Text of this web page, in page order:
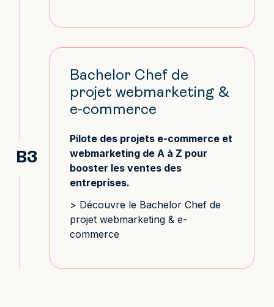
B3
Bachelor Chef de
projet webmarketing &
e-commerce
Pilote des projets e-commerce et
webmarketing de A à Z pour
booster les ventes des
entreprises.
> Découvre le Bachelor Chef de
projet webmarketing & e-
commerce